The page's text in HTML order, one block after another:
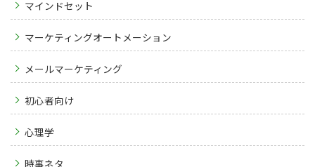
マインドセット
マーケティングオートメーション
メールマーケティング
初心者向け
心理学